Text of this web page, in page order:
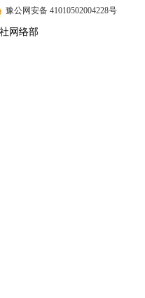
豫公网安备 41010502004228号
网络部